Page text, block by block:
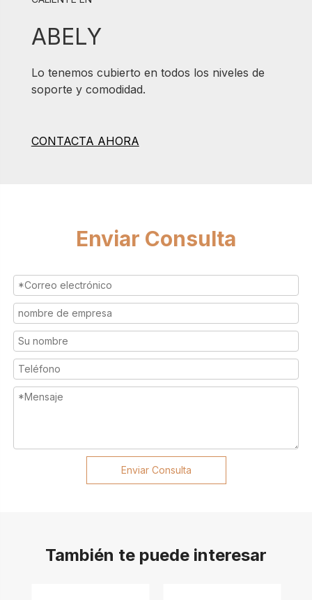
ABELY
Lo tenemos cubierto en todos los niveles de
soporte y comodidad.
CONTACTA AHORA
Enviar Consulta
Enviar Consulta
También te puede interesar